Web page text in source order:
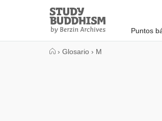
Study
Buddhism
Home
Puntos
› Glosario › M